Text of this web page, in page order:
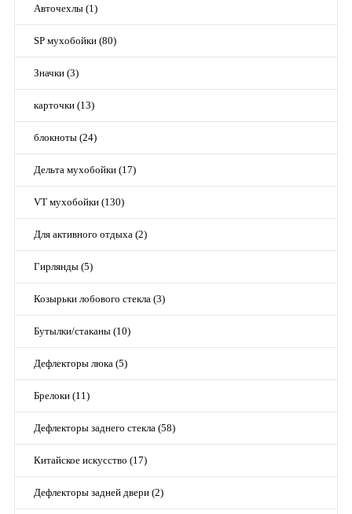
Авточехлы (1)
SP мухобойки (80)
Значки (3)
карточки (13)
блокноты (24)
Дельта мухобойки (17)
VT мухобойки (130)
Для активного отдыха (2)
Гирлянды (5)
Козырьки лобового стекла (3)
Бутылки/стаканы (10)
Дефлекторы люка (5)
Брелоки (11)
Дефлекторы заднего стекла (58)
Китайское искусство (17)
Дефлекторы задней двери (2)